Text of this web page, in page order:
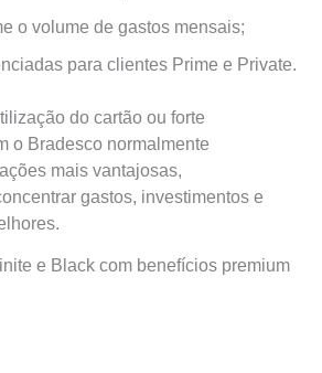
o volume de gastos mensais;
para clientes Prime e Private.
do cartão ou forte
o Bradesco normalmente
mais vantajosas,
gastos, investimentos e
e Black com benefícios premium